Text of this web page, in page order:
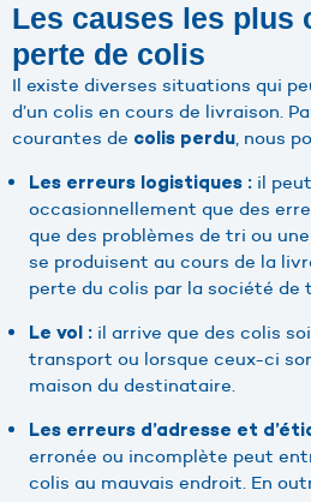
Les causes les plus
perte de colis
Il existe diverses situations qui
d’un colis en cours de livraison.
courantes de colis perdu, nous
Les erreurs logistiques : il
occasionnellement que des
que des problèmes de tri ou
se produisent au cours de la
perte du colis par la société de
Le vol : il arrive que des colis
transport ou lorsque ceux-ci
maison du destinataire.
Les erreurs d’adresse et
erronée ou incomplète peut
colis au mauvais endroit. En